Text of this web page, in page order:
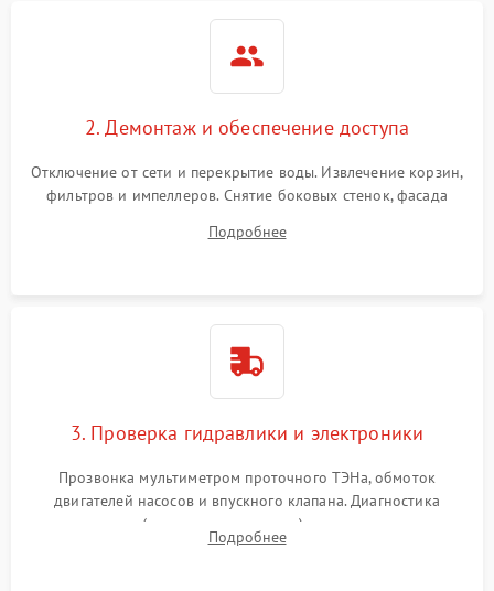
2. Демонтаж и обеспечение доступа
Отключение от сети и перекрытие воды. Извлечение корзин,
фильтров и импеллеров. Снятие боковых стенок, фасада
циркуляционному насосу, ТЭНу и сливной помпе.
Подробнее
3. Проверка гидравлики и электроники
Прозвонка мультиметром проточного ТЭНа, обмоток
двигателей насосов и впускного клапана. Диагностика
прессостата (датчика уровня воды), датчика мутности,
концевика дверцы и электронного модуля управления.
Подробнее